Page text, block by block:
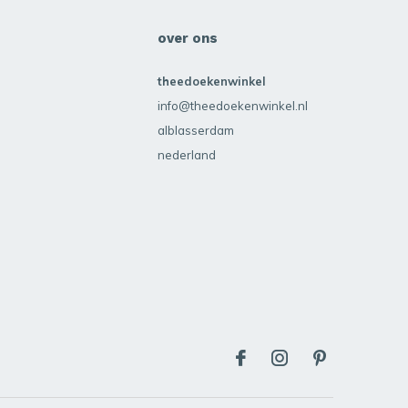
over ons
theedoekenwinkel
info@theedoekenwinkel.nl
alblasserdam
nederland